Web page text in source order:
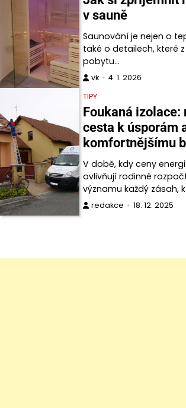
v sauně
Saunování je nejen o
také o detailech, které
pobytu…
vk
4. 1. 2026
TIPY
Foukaná izolace:
cesta k úsporám
komfortnějšímu
V době, kdy ceny
ovlivňují rodinné
významu každý zásah,
redakce 18. 12. 2025